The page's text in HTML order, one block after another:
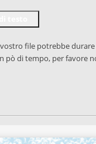
file potrebbe durare
pò di tempo, per favore